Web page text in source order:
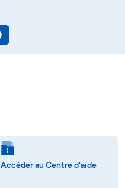
Accéder au Centre d'aide